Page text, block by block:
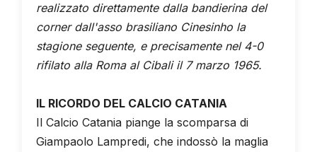
realizzato direttamente dalla bandierina del
corner dall'asso brasiliano Cinesinho la
stagione seguente, e precisamente nel 4-0
rifilato alla Roma al Cibali il 7 marzo 1965.
IL RICORDO DEL CALCIO CATANIA
Il Calcio Catania piange la scomparsa di
Giampaolo Lampredi, che indossò la maglia